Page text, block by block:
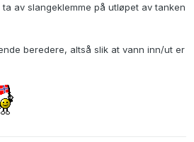
av slangeklemme på utløpet av tanken
beredere, altså slik at vann inn/ut er